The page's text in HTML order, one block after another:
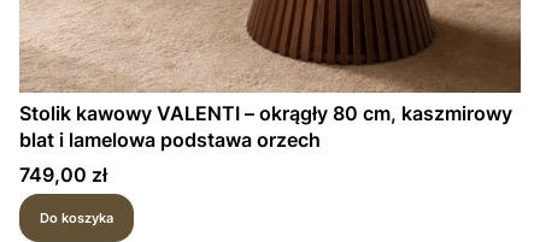
Stolik kawowy VALENTI – okrągły 80 cm, kaszmirowy
blat i lamelowa podstawa orzech
Cena
749,00 zł
Do koszyka